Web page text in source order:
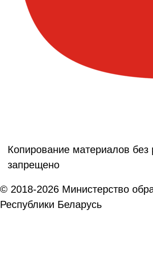
Копирование материалов без
запрещено
© 2018-2026 Министерство
Республики Беларусь